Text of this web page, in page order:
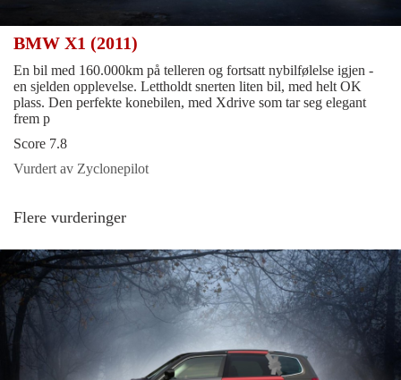
BMW X1 (2011)
En bil med 160.000km på telleren og fortsatt nybilfølelse igjen -
en sjelden opplevelse. Lettholdt snerten liten bil, med helt OK
plass. Den perfekte konebilen, med Xdrive som tar seg elegant
frem p
Score 7.8
Vurdert av Zyclonepilot
Flere vurderinger